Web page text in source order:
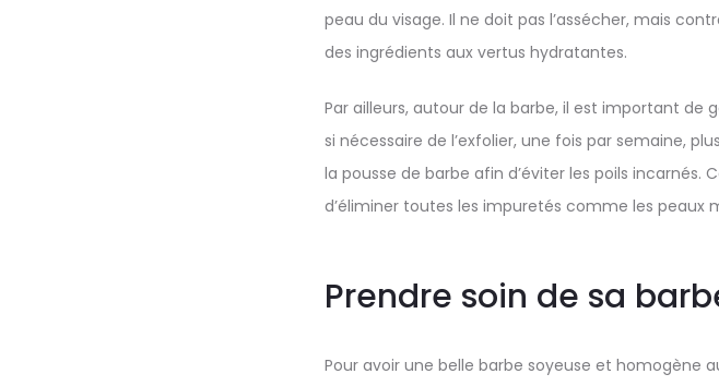
peau du visage. Il ne doit pas l’assécher, mais
des ingrédients aux vertus hydratantes.
Par ailleurs, autour de la barbe, il est important
si nécessaire de l’exfolier, une fois par semaine,
la pousse de barbe afin d’éviter les poils
d’éliminer toutes les impuretés comme les peaux
Prendre soin de sa
Pour avoir une belle barbe soyeuse et homogène